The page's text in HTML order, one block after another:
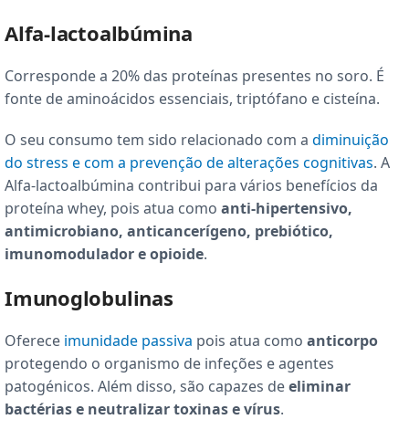
Alfa-lactoalbúmina
Corresponde a 20% das proteínas presentes no soro. É
fonte de aminoácidos essenciais, triptófano e cisteína.
O seu consumo tem sido relacionado com a diminuição
do stress e com a prevenção de alterações cognitivas. A
Alfa-lactoalbúmina contribui para vários benefícios da
proteína whey, pois atua como anti-hipertensivo,
antimicrobiano, anticancerígeno, prebiótico,
imunomodulador e opioide.
Imunoglobulinas
Oferece imunidade passiva pois atua como anticorpo
protegendo o organismo de infeções e agentes
patogénicos. Além disso, são capazes deeliminar
bactérias e neutralizar toxinas e vírus.